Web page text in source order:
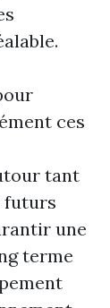
ces
tant
futurs
une
terme